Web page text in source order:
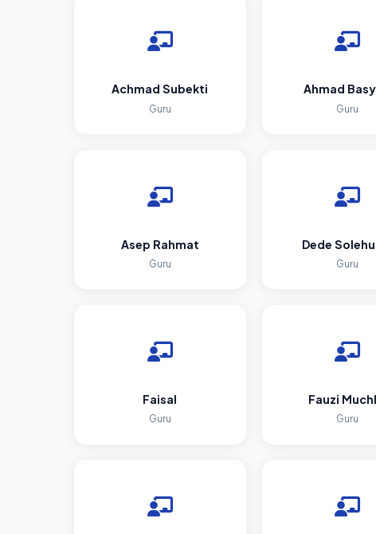
Achmad Subekti
Guru
Ahmad
Guru
Asep Rahmat
Guru
Dede
Guru
Faisal
Guru
Fauzi
Guru